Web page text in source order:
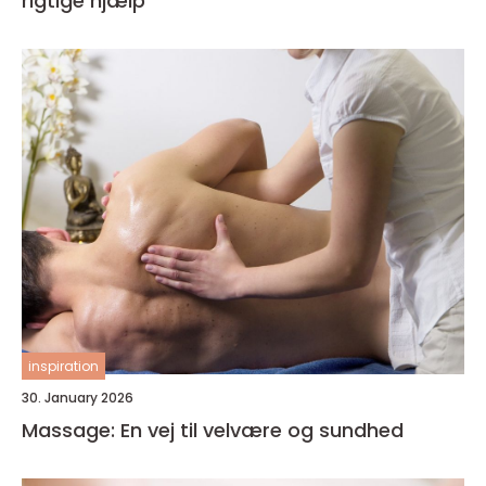
inspiration
30. January 2026
Massage: En vej til velvære og sundhed